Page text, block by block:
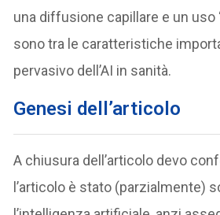
una diffusione capillare e un uso
sono tra le caratteristiche
pervasivo dell’AI in sanità.
Genesi dell’articolo
A chiusura dell’articolo devo
l’articolo è stato (parzialmente)